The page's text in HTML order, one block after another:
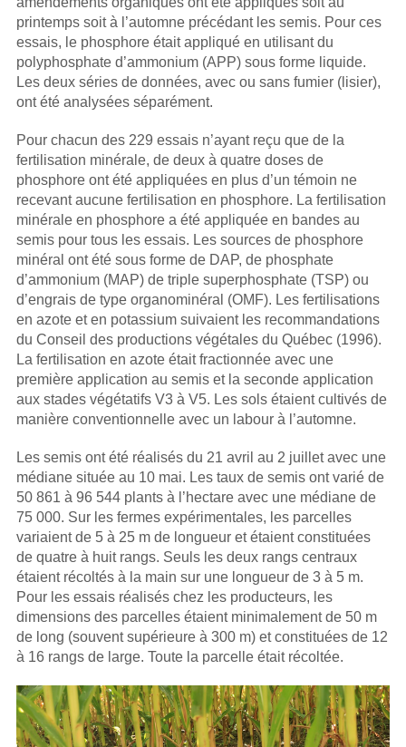
printemps soit à l’automne précédant les semis. Pour ces
essais, le phosphore était appliqué en utilisant du
polyphosphate d’ammonium (APP) sous forme liquide.
Les deux séries de données, avec ou sans fumier (lisier),
ont été analysées séparément.
Pour chacun des 229 essais n’ayant reçu que de la
fertilisation minérale, de deux à quatre doses de
phosphore ont été appliquées en plus d’un témoin ne
recevant aucune fertilisation en phosphore. La fertilisation
minérale en phosphore a été appliquée en bandes au
semis pour tous les essais. Les sources de phosphore
minéral ont été sous forme de DAP, de phosphate
d’ammonium (MAP) de triple superphosphate (TSP) ou
d’engrais de type organominéral (OMF). Les fertilisations
en azote et en potassium suivaient les recommandations
du Conseil des productions végétales du Québec (1996).
La fertilisation en azote était fractionnée avec une
première application au semis et la seconde application
aux stades végétatifs V3 à V5. Les sols étaient cultivés de
manière conventionnelle avec un labour à l’automne.
Les semis ont été réalisés du 21 avril au 2 juillet avec une
médiane située au 10 mai. Les taux de semis ont varié de
50 861 à 96 544 plants à l’hectare avec une médiane de
75 000. Sur les fermes expérimentales, les parcelles
variaient de 5 à 25 m de longueur et étaient constituées
de quatre à huit rangs. Seuls les deux rangs centraux
étaient récoltés à la main sur une longueur de 3 à 5 m.
Pour les essais réalisés chez les producteurs, les
dimensions des parcelles étaient minimalement de 50 m
de long (souvent supérieure à 300 m) et constituées de 12
à 16 rangs de large. Toute la parcelle était récoltée.